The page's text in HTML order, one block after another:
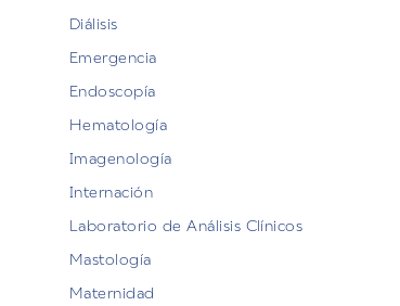
Diálisis
Emergencia
Endoscopía
Hematología
Imagenología
Internación
Laboratorio de Análisis Clínicos
Mastología
Maternidad